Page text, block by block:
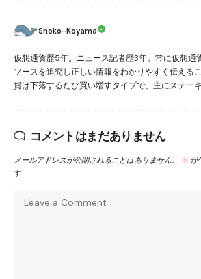
Shoko-Koyama
仮想通貨歴5年。ニュース記者歴3年。常に仮想通
ソースを追究し正しい情報をわかりやすく伝える
貨は下落するたび買い増すタイプで、主にステー
コメントはまだありません
メールアドレスが公開されることはありません。 ※ が
す